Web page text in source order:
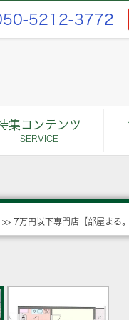
5212-3772
集コンテンツ
SERVICE
7万円以下専門店【部屋まる。